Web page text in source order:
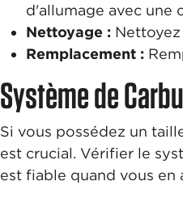
d'allumage avec une
Nettoyage :
Remplacement :
Système de
Si vous possédez un
est crucial. Vérifier le
est fiable quand vous en